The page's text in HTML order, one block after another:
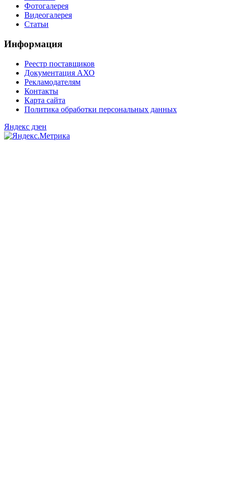
Фотогалерея
Видеогалерея
Статьи
Информация
Реестр поставщиков
Документация АХО
Рекламодателям
Контакты
Карта сайта
Политика обработки персональных данных
Яндекс дзен